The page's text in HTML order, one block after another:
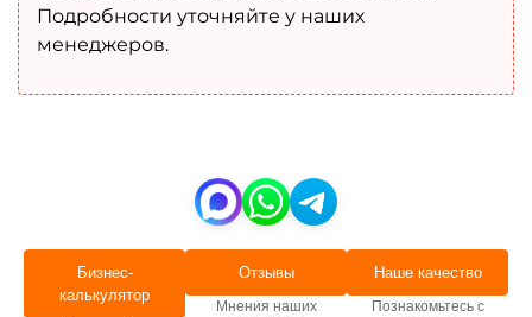
Подробности уточняйте у наших
менеджеров.
Бизнес-
калькулятор
Отзывы
Мнения наших
Наше качество
Познакомьтесь с